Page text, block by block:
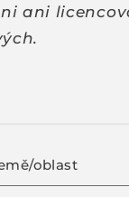
ani
oblast